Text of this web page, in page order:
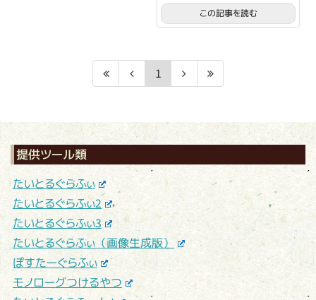
この記事を読む
1
提供ツール類
たいとるぐらふぃ
たいとるぐらふぃ2
たいとるぐらふぃ3
たいとるぐらふぃ（画像生成版）
ぽすたーぐらふぃ
モノローグつけるやつ